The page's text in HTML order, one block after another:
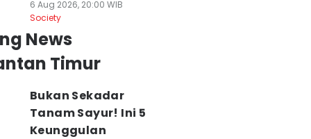
6 Aug 2026, 20:00 WIB
Society
News
Timur
Bukan Sekadar
Tanam Sayur! Ini 5
Keunggulan